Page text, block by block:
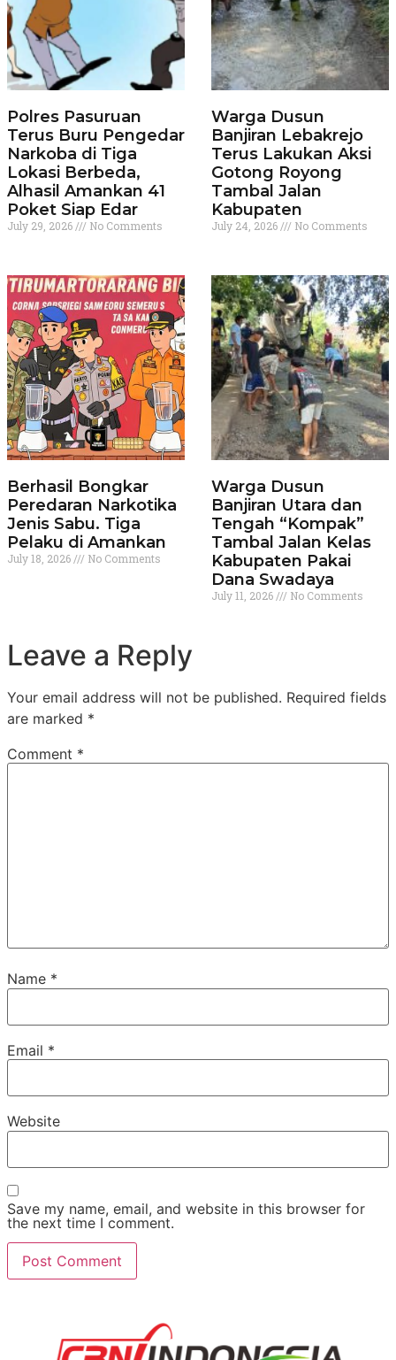
Polres Pasuruan
Terus Buru Pengedar
Narkoba di Tiga
Lokasi Berbeda,
Alhasil Amankan 41
Poket Siap Edar
July 29, 2026 No Comments
Warga Dusun
Banjiran Lebakrejo
Terus Lakukan Aksi
Gotong Royong
Tambal Jalan
Kabupaten
July 24, 2026 No Comments
Berhasil Bongkar
Peredaran Narkotika
Jenis Sabu. Tiga
Pelaku di Amankan
July 18, 2026 No Comments
Warga Dusun
Banjiran Utara dan
Tengah “Kompak”
Tambal Jalan Kelas
Kabupaten Pakai
Dana Swadaya
July 11, 2026 No Comments
Leave a Reply
Your email address will not be published. Required fields
are marked *
Comment *
Name *
Email *
Website
Save my name, email, and website in this browser for
the next time I comment.